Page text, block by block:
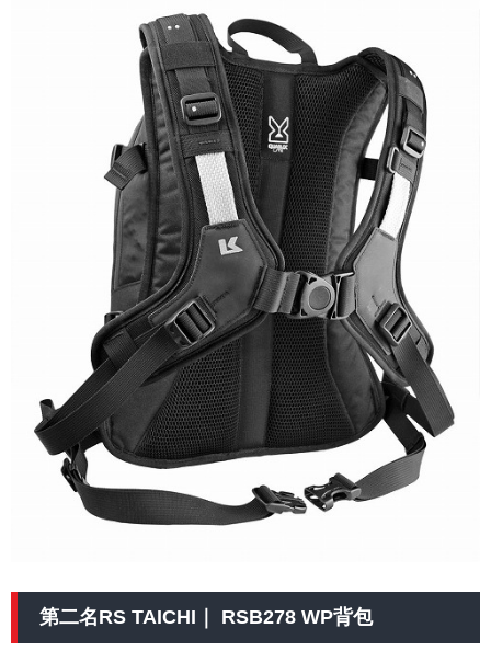
第二名RS TAICHI｜ RSB278 WP背包